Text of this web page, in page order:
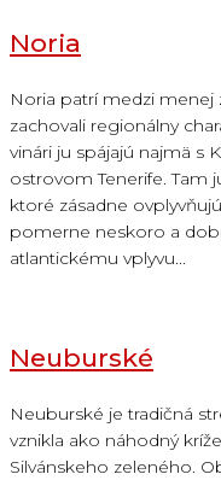
Noria
Noria patrí medzi
zachovali regionálny
vinári ju spájajú najmä s
ostrovom Tenerife. Tam
ktoré zásadne
pomerne neskoro a
atlantickému vplyvu...
Neuburské
Neuburské je tradičná
vznikla ako náhodný
Silvánskeho zeleného.